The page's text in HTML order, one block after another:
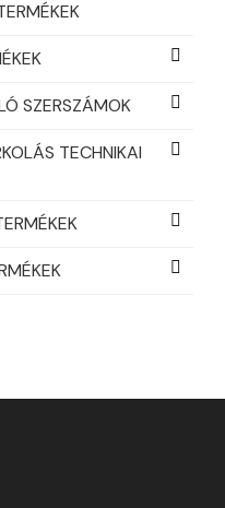
SZERSZÁMOK
TECHNIKAI